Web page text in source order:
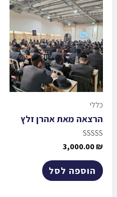
כללי
הרצאה מאת אהרן זלץ
דורג
מתוך
3,000.00₪
הוספה לסל